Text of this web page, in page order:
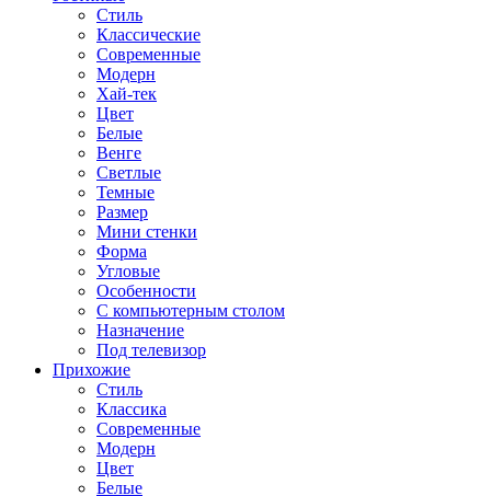
Стиль
Классические
Современные
Модерн
Хай-тек
Цвет
Белые
Венге
Светлые
Темные
Размер
Мини стенки
Форма
Угловые
Особенности
С компьютерным столом
Назначение
Под телевизор
Прихожие
Стиль
Классика
Современные
Модерн
Цвет
Белые